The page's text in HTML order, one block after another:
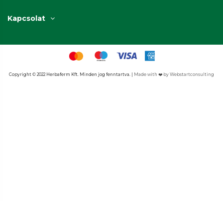
Kapcsolat
Copyright © 2022 Herbaferm Kft. Minden jog fenntartva. | Made with ❤️ by Webstartconsulting​​